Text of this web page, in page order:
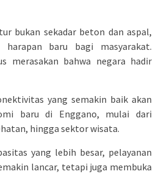
bukan sekadar beton dan aspal,
harapan baru bagi masyarakat.
merasakan bahwa negara hadir
yang semakin baik akan
baru di Enggano, mulai dari
hingga sektor wisata.
yang lebih besar, pelayanan
lancar, tetapi juga membuka